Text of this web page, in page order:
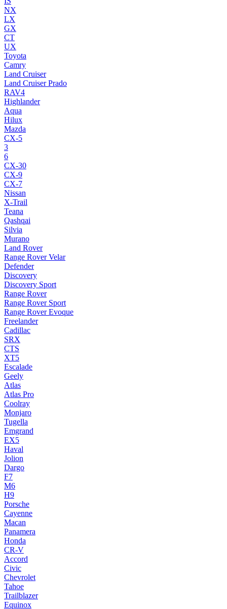
NX
LX
GX
CT
UX
Toyota
Camry
Land Cruiser
Land Cruiser Prado
RAV4
Highlander
Aqua
Hilux
Mazda
CX-5
3
6
CX-30
CX-9
CX-7
Nissan
X-Trail
Teana
Qashqai
Silvia
Murano
Land Rover
Range Rover Velar
Defender
Discovery
Discovery Sport
Range Rover
Range Rover Sport
Range Rover Evoque
Freelander
Cadillac
SRX
CTS
XT5
Escalade
Geely
Atlas
Atlas Pro
Coolray
Monjaro
Tugella
Emgrand
EX5
Haval
Jolion
Dargo
F7
M6
H9
Porsche
Cayenne
Macan
Panamera
Honda
CR-V
Accord
Civic
Chevrolet
Tahoe
Trailblazer
Equinox